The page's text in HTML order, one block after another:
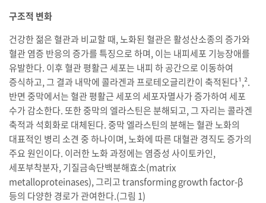
구조적 변화
건강한 젊은 혈관과 비교할 때, 노화된 혈관은 활성산소종의 증가와
혈관 염증 반응의 증가를 특징으로 하며, 이는 내피세포 기능장애를
유발한다. 이후 혈관 평활근 세포는 내피 하 공간으로 이동하여
증식하고, 그 결과 내막에 콜라겐과 프로테오글리칸이 축적된다¹,².
반면 중막에서는 혈관 평활근 세포의 세포자멸사가 증가하여 세포
수가 감소한다. 또한 중막의 엘라스틴은 분해되고, 그 자리는 콜라겐
축적과 석회화로 대체된다. 중막 엘라스틴의 분해는 혈관 노화의
대표적인 병리 소견 중 하나이며, 노화에 따른 대혈관 경직도 증가의
주요 원인이다. 이러한 노화 과정에는 염증성 사이토카인,
세포부착분자, 기질금속단백분해효소(matrix
metalloproteinases), 그리고 transforming growth factor-β
등의 다양한 경로가 관여한다.(그림 1)